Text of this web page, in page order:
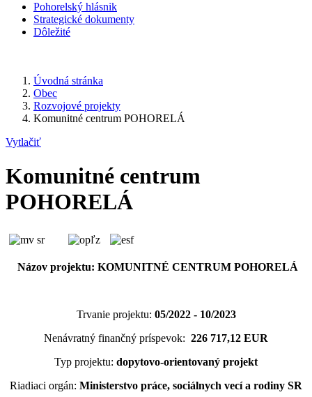
Pohorelský hlásnik
Strategické dokumenty
Dôležité
Úvodná stránka
Obec
Rozvojové projekty
Komunitné centrum POHORELÁ
Vytlačiť
Komunitné centrum
POHORELÁ
Názov projektu: KOMUNITNÉ CENTRUM POHORELÁ
Trvanie projektu: 05/2022 - 10/2023
Nenávratný finančný príspevok: 226 717,12 EUR
Typ projektu: dopytovo-orientovaný projekt
Riadiaci orgán: Ministerstvo práce, sociálnych vecí a rodiny SR